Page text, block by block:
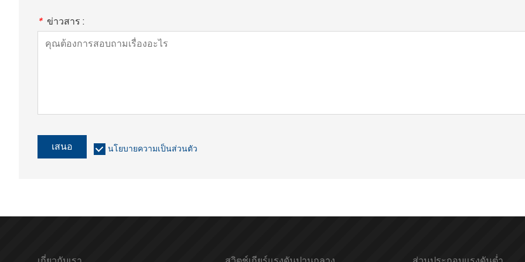
* ข่าวสาร :
เสนอ นโยบายความเป็นส่วนตัว